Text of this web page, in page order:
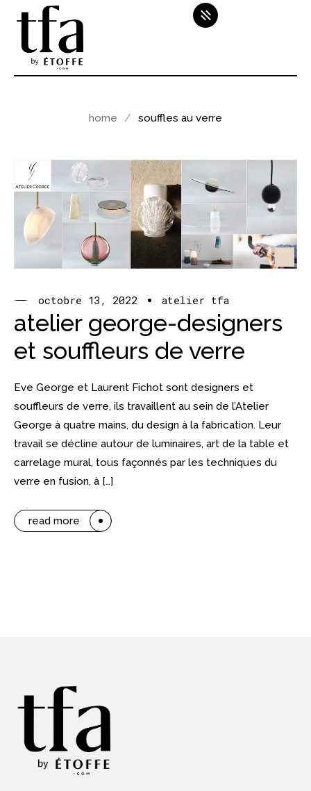
home souffles au verre
octobre 13, 2022 atelier tfa
atelier george-designers
et souffleurs de verre
Eve George et Laurent Fichot sont designers et
souffleurs de verre, ils travaillent au sein de l’Atelier
George à quatre mains, du design à la fabrication. Leur
travail se décline autour de luminaires, art de la table et
carrelage mural, tous façonnés par les techniques du
verre en fusion, à […]
read more